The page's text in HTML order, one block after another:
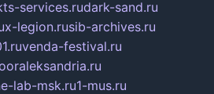
services.rudark-sand.ru
x-legion.rusib-archives.ru
venda-festival.ru
lab-msk.ru1-mus.ru